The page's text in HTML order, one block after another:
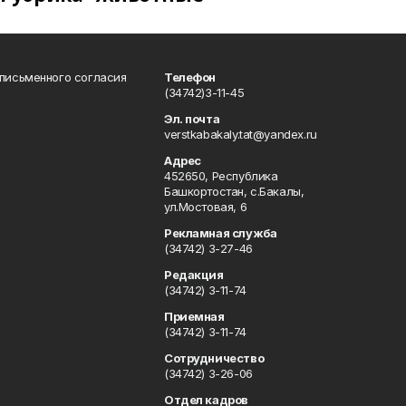
согласия
Телефон
(34742)3-11-45
Эл. почта
verstkabakaly.tat@yandex.ru
Адрес
452650, Республика
Башкортостан, с.Бакалы,
ул.Мостовая, 6
Рекламная служба
(34742) 3-27-46
Редакция
(34742) 3-11-74
Приемная
(34742) 3-11-74
Сотрудничество
(34742) 3-26-06
Отдел кадров